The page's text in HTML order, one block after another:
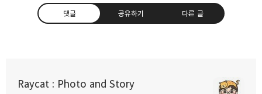
댓글 공유하기 다른 글
Raycat : Photo and Story